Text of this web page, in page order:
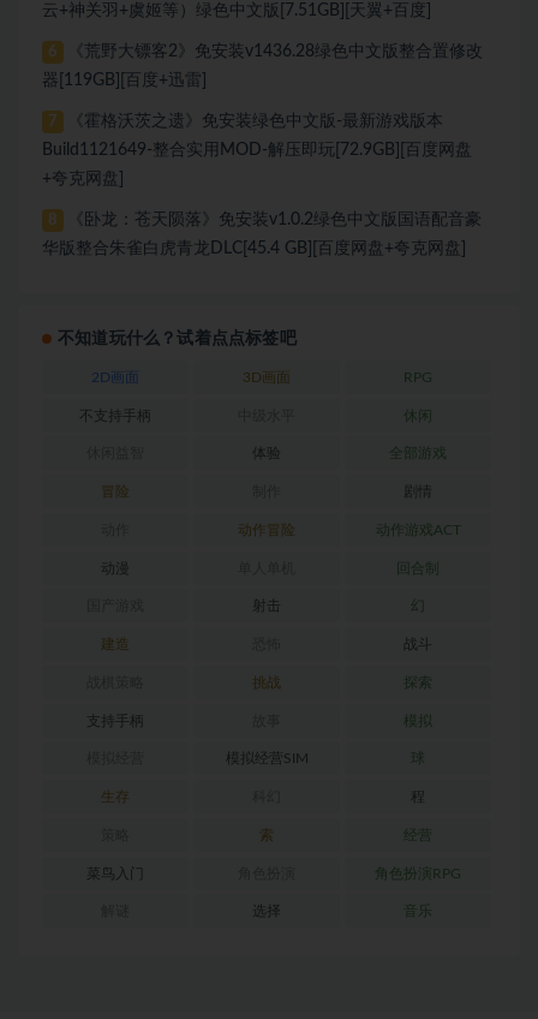
云+神关羽+虞姬等）绿色中文版[7.51GB][天翼+百度]
6
《荒野大镖客2》免安装v1436.28绿色中文版整合置修改
器[119GB][百度+迅雷]
7
《霍格沃茨之遗》免安装绿色中文版-最新游戏版本
Build1121649-整合实用MOD-解压即玩[72.9GB][百度网盘
+夸克网盘]
8
《卧龙：苍天陨落》免安装v1.0.2绿色中文版国语配音豪
华版整合朱雀白虎青龙DLC[45.4 GB][百度网盘+夸克网盘]
不知道玩什么？试着点点标签吧
2D画面 3D画面 RPG
不支持手柄 休闲
体验 全部游戏
冒险 剧情
动作冒险 动作游戏ACT
动漫 回合制
射击 幻
建造 战斗
挑战 探索
支持手柄 模拟
模拟经营SIM 球
生存 程
索 经营
菜鸟入门 角色扮演RPG
选择 音乐